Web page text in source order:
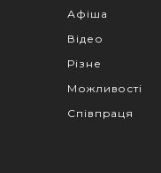
Афіша
Відео
Різне
Можливості
Співпраця